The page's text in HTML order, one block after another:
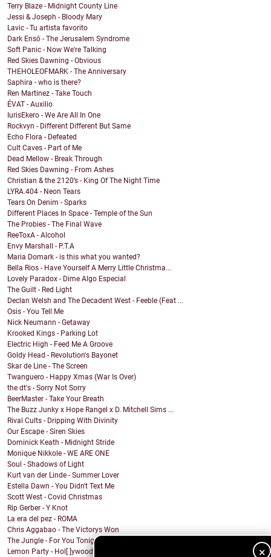
×
Terry Blaze - Midnight County Line
Jessi & Joseph - Bloody Mary
Lavic - Tu artista favorito
Dark Ensō - The Jerusalem Syndrome
Soft Panic - Now We're Talking
Red Skies Dawning - Obvious
THEHOLEOFMARK - The Anniversary
Saphira - who is there?
Ren Martinez - Take Touch
ÉVAT - Auxilio
IurisEkero - We Are All In One
Rockvyn - Different Different But Same
Echo Flora - Defeated
Cult Caves - Part of Me
Dead Mellow - Break Through
Red Skies Dawning - From Ashes
Christian & the 2120’s - King Of The Night Time
LYRA.404 - Neon Tears
Tears On Denim - Sparks
Different Places In Space - Temple of the Sun
The Probies - The Final Wave
ReeToxA - Alcohol
Envy Marshall - P.T.A
Maria Domark - is this what you wanted?
Bella Rios - Have Yourself A Merry Little Christma...
Lovely Paradox - Dime Algo Especial
The Guilt - Red Light
Declan Welsh and The Decadent West - Feeble (Feat ...
Osis - You Tell Me
Nick Neumann - Getaway
Krooked Kings - Parking Lot
Electric High - Feed Me A Groove
Goldy Head - Revolution's Bayonet
Skar de Line - The Screen
Twanguero - Happy Xmas (War Is Over)
the dt's - Sorry Not Sorry
BeerMaster - Take Your Breath
The Buzz Junky x Hope Rangel x D. Mitchell Sims ...
Rival Cults - Dripping With Divinity
Our Escape - Siren Skies
Dominick Keath - Midnight Stride
Monique Nikkole - WE ARE ONE
Soul - Shadows of Light
Kurt van der Linde - Summer Lover
Estella Dawn - You Didn't Text Me
Scott West - Covid Christmas
Rip Gerber - Y Knot
La era del pez - ROMA
Chris Aggabao - The Victorys Won
The Jungle - For You Tonight
Lemon Party - Hol[ ]ywood (feat. Joey Tyler Varela)